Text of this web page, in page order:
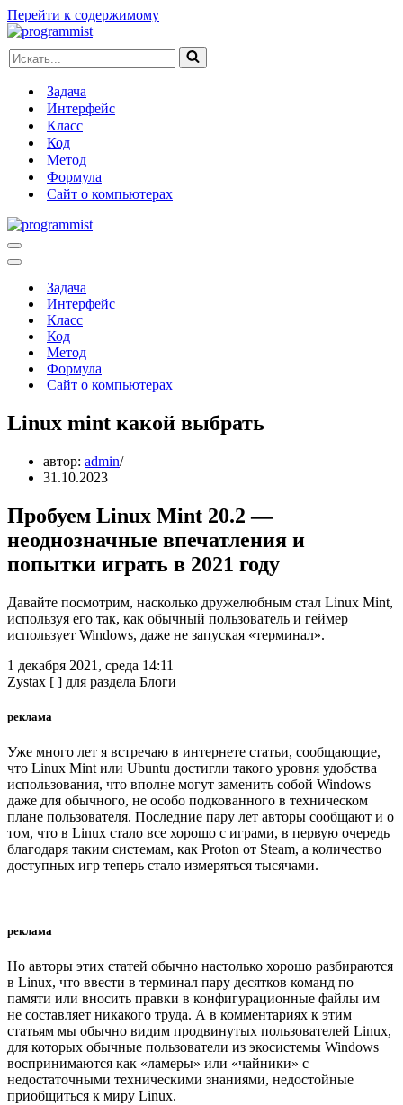
Перейти к содержимому
Искать...
Задача
Интерфейс
Класс
Код
Метод
Формула
Сайт о компьютерах
Меню
навигации
Меню
навигацииЗадача
Интерфейс
Класс
Код
Метод
Формула
Сайт о компьютерах
Linux mint какой выбрать
автор: admin
31.10.2023
Пробуем Linux Mint 20.2 —
неоднозначные впечатления и
попытки играть в 2021 году
Давайте посмотрим, насколько дружелюбным стал Linux Mint,
используя его так, как обычный пользователь и геймер
использует Windows, даже не запуская «терминал».
1 декабря 2021, среда 14:11
Zystax [ ] для раздела Блоги
реклама
Уже много лет я встречаю в интернете статьи, сообщающие,
что Linux Mint или Ubuntu достигли такого уровня удобства
использования, что вполне могут заменить собой Windows
даже для обычного, не особо подкованного в техническом
плане пользователя. Последние пару лет авторы сообщают и о
том, что в Linux стало все хорошо с играми, в первую очередь
благодаря таким системам, как Proton от Steam, а количество
доступных игр теперь стало измеряться тысячами.
реклама
Но авторы этих статей обычно настолько хорошо разбираются
в Linux, что ввести в терминал пару десятков команд по
памяти или вносить правки в конфигурационные файлы им
не составляет никакого труда. А в комментариях к этим
статьям мы обычно видим продвинутых пользователей Linux,
для которых обычные пользователи из экосистемы Windows
воспринимаются как «ламеры» или «чайники» с
недостаточными техническими знаниями, недостойные
приобщиться к миру Linux.